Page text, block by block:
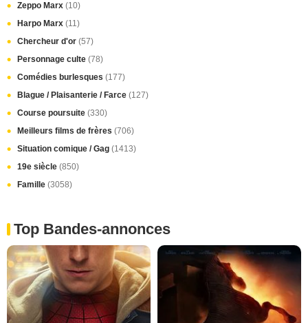
Zeppo Marx (10)
Harpo Marx (11)
Chercheur d'or (57)
Personnage culte (78)
Comédies burlesques (177)
Blague / Plaisanterie / Farce (127)
Course poursuite (330)
Meilleurs films de frères (706)
Situation comique / Gag (1413)
19e siècle (850)
Famille (3058)
Top Bandes-annonces